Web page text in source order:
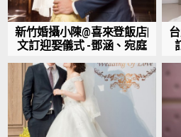
新竹婚攝小陳@喜來登飯店|
文訂迎娶儀式 -鄧涵、宛庭